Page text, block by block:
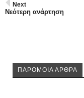
Next
Νεότερη ανάρτηση
ΠΑΡΟΜΟΙΑ ΑΡΘΡΑ